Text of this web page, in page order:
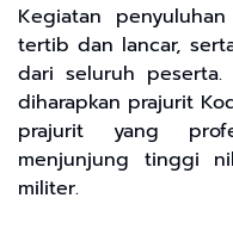
Kegiatan
tertib dan lancar,
dari seluruh
diharapkan prajurit
prajurit yang
menjunjung tinggi
militer.